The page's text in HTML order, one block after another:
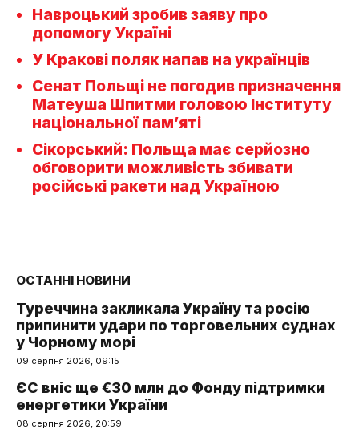
Навроцький зробив заяву про
допомогу Україні
У Кракові поляк напав на українців
Сенат Польщі не погодив призначення
Матеуша Шпитми головою Інституту
національної пам’яті
Сікорський: Польща має серйозно
обговорити можливість збивати
російські ракети над Україною
ОСТАННІ НОВИНИ
Туреччина закликала Україну та росію
припинити удари по торговельних суднах
у Чорному морі
09 серпня 2026, 09:15
ЄС вніс ще €30 млн до Фонду підтримки
енергетики України
08 серпня 2026, 20:59